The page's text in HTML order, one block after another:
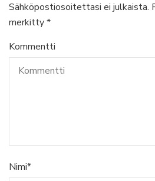
Sähköpostiosoitettasi ei julkaista.
merkitty*
Kommentti
Nimi*